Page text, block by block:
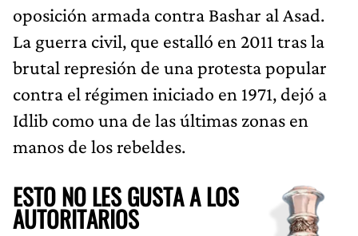
oposición armada contra Bashar al Asad.
La guerra civil, que estalló en 2011 tras la
brutal represión de una protesta popular
contra el régimen iniciado en 1971, dejó a
Idlib como una de las últimas zonas en
manos de los rebeldes.
ESTO NO LES GUSTA A LOS
AUTORITARIOS